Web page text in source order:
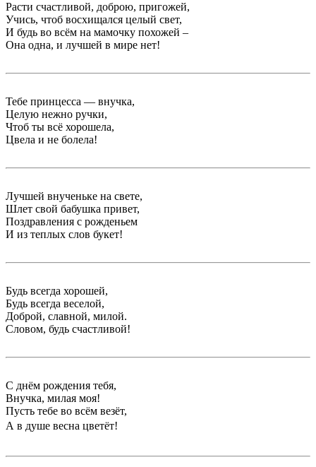
Расти счастливой, доброю, пригожей,
Учись, чтоб восхищался целый свет,
И будь во всём на мамочку похожей –
Она одна, и лучшей в мире нет!
Тебе принцесса — внучка,
Целую нежно ручки,
Чтоб ты всё хорошела,
Цвела и не болела!
Лучшей внученьке на свете,
Шлет свой бабушка привет,
Поздравления с рожденьем
И из теплых слов букет!
Будь всегда хорошей,
Будь всегда веселой,
Доброй, славной, милой.
Словом, будь счастливой!
С днём рождения тебя,
Внучка, милая моя!
Пусть тебе во всём везёт,
А в душе весна цветёт!